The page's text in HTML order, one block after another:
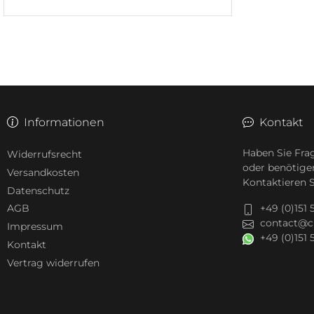
Informationen
Widerrufsrecht
Versandkosten
Datenschutz
AGB
Impressum
Kontakt
Vertrag widerrufen
Kontakt
Haben Sie
oder
Kontaktieren
+49 (0)151
+49 (0)151